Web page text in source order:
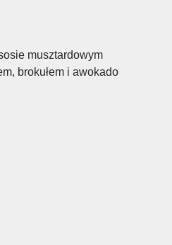
musztardowym
brokułem i awokado